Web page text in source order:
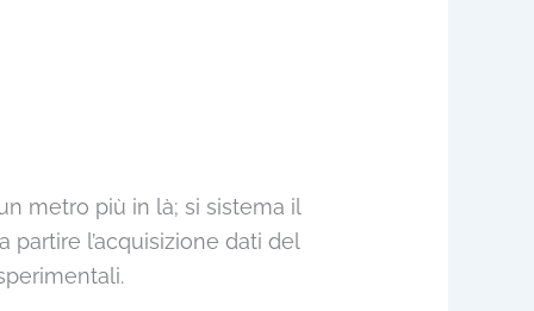
metro più in là; si sistema il
l’acquisizione dati del